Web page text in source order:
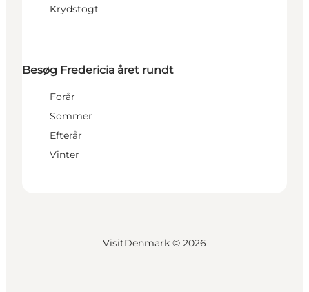
Krydstogt
Besøg Fredericia året rundt
Forår
Sommer
Efterår
Vinter
VisitDenmark © 2026